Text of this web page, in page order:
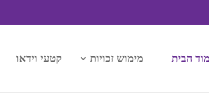
הבית מימוש זכויות קטעי וידאו